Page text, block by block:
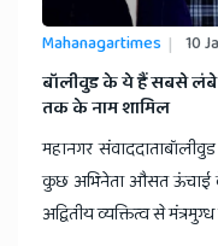
Mahanagartimes 10
बॉलीवुड के ये हैं सबसे लंबे
तक के नाम शामिल
महानगर
कुछ अभिनेता औसत ऊंचाई
अद्वितीय व्यक्तित्व से